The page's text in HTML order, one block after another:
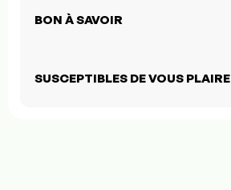
BON À SAVOIR
SUSCEPTIBLES DE VOUS PLAIRE